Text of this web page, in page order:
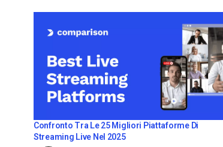
Confronto Tra Le 25 Migliori Piattaforme Di
Streaming Live Nel 2025